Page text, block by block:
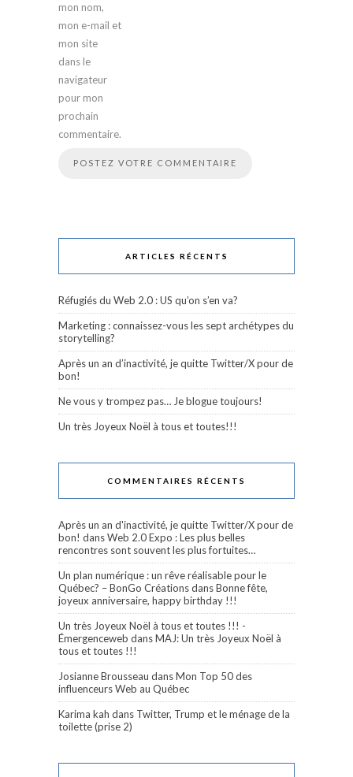
mon nom,
mon e-mail et
mon site
dans le
navigateur
pour mon
prochain
commentaire.
ARTICLES RÉCENTS
Réfugiés du Web 2.0 : US qu’on s’en va?
Marketing : connaissez-vous les sept archétypes du
storytelling?
Après un an d’inactivité, je quitte Twitter/X pour de
bon!
Ne vous y trompez pas… Je blogue toujours!
Un très Joyeux Noël à tous et toutes!!!
COMMENTAIRES RÉCENTS
Après un an d'inactivité, je quitte Twitter/X pour de
bon! dansWeb 2.0 Expo : Les plus belles
rencontres sont souvent les plus fortuites…
Un plan numérique : un rêve réalisable pour le
Québec? – BonGo CréationsdansBonne fête,
joyeux anniversaire, happy birthday !!!
Un très Joyeux Noël à tous et toutes !!! -
Émergenceweb dansMAJ: Un très Joyeux Noël à
tous et toutes !!!
Josianne Brousseau dansMon Top 50 des
influenceurs Web au Québec
Karima kah dans Twitter, Trump et le ménage de la
toilette (prise 2)